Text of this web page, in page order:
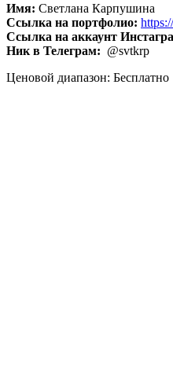
Имя: Светлана Карпушина
Ссылка на портфолио:
Ссылка на аккаунт
Ник в Телеграм: @svtkrp
Ценовой диапазон: Бесплатно